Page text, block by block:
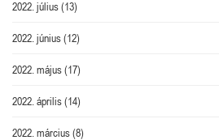
2022. július(13)
2022. június(12)
2022. május(17)
2022. április(14)
2022. március(8)